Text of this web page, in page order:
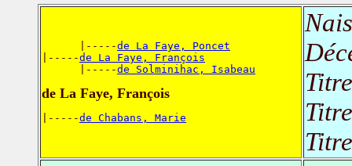
      |-----
de La Faye, Poncet
|-----de La Faye, François
      |-----
de Solminihac, Isabeau
de La Faye, François
|-----de Chabans, Marie